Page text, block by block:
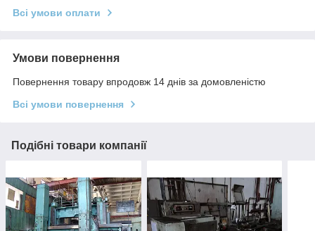
Всі умови оплати
Умови повернення
Повернення товару впродовж 14 днів за домовленістю
Всі умови повернення
Подібні товари компанії